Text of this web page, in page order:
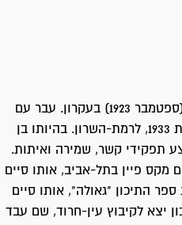
משה נולד בחודש תשרי תרפ"ד (ספטמבר 1923) בעקרון. עבר עם
משפחתו לנס-ציונה, ומשם, בשנת 1933, לרמת-השרון. בהיותו בן
תפקידי קשר, שמירה ואיתות.
פיין בתל-אביב, אותו סיים
בבית ספר התיכון "גאולה", אותו סיים
התיכון יצא לקיבוץ עין-חרוד, שם עבד